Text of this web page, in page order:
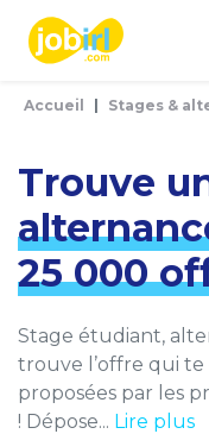
Accueil Stages &
Trouve
25 000
Stage étudiant,
trouve l’offre qui
proposées par les
! Dépose... Lire plus
Panneau de gestion